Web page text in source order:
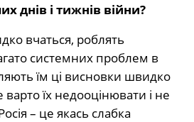
днів і тижнів війни?
вчаться, роблять
системних проблем в
їм ці висновки швидко
їх недооцінювати і не
– це якась слабка